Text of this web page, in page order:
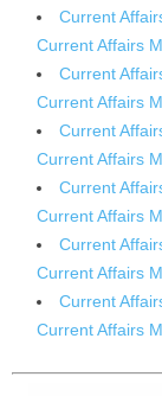
Current
Current Affairs
Current
Current Affairs
Current
Current Affairs
Current
Current Affairs
Current
Current Affairs
Current
Current Affairs